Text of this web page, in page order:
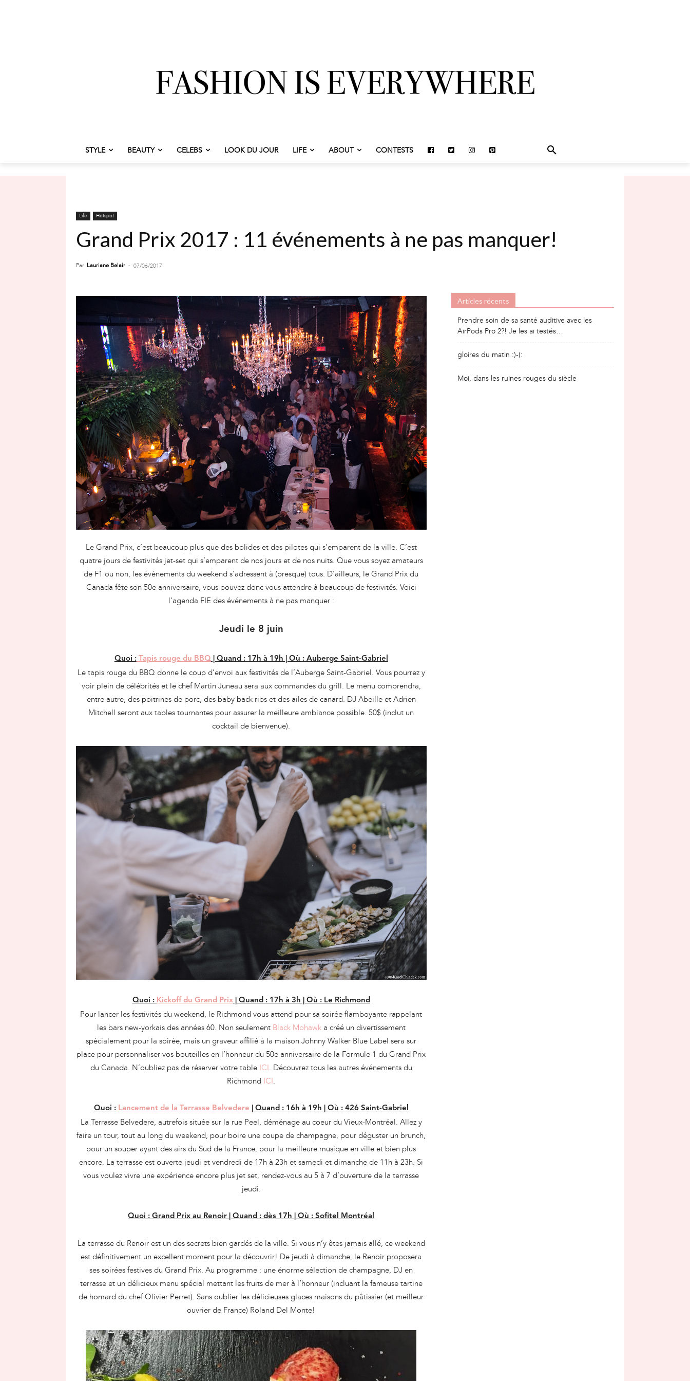
STYLE BEAUTY CELEBS LOOK DU JOUR LIFE ABOUT CONTESTS
Life Hotspot
Grand Prix 2017 : 11 événements à ne pas manquer!
Par Lauriane Belair - 07/06/2017
Le Grand Prix, c’est beaucoup plus que des bolides et des pilotes qui s’emparent de la ville. C’est
quatre jours de festivités jet-set qui s’emparent de nos jours et de nos nuits. Que vous soyez amateurs
de F1 ou non, les événements du weekend s’adressent à (presque) tous. D’ailleurs, le Grand Prix du
Canada fête son 50e anniversaire, vous pouvez donc vous attendre à beaucoup de festivités. Voici
l’agenda FIE des événements à ne pas manquer :
Jeudi le 8 juin
Quoi :Tapis rouge du BBQ| Quand : 17h à 19h | Où : Auberge Saint-Gabriel
Le tapis rouge du BBQ donne le coup d’envoi aux festivités de l’Auberge Saint-Gabriel. Vous pourrez y
voir plein de célébrités et le chef Martin Juneau sera aux commandes du grill. Le menu comprendra,
entre autre, des poitrines de porc, des baby back ribs et des ailes de canard. DJ Abeille et Adrien
Mitchell seront aux tables tournantes pour assurer la meilleure ambiance possible. 50$ (inclut un
cocktail de bienvenue).
Quoi : Kickoff du Grand Prix| Quand : 17h à 3h | Où : Le Richmond
Pour lancer les festivités du weekend, le Richmond vous attend pour sa soirée flamboyante rappelant
les bars new-yorkais des années 60. Non seulement Black Mohawka créé un divertissement
spécialement pour la soirée, mais un graveur affilié à la maison Johnny Walker Blue Label sera sur
place pour personnaliser vos bouteilles en l’honneur du 50e anniversaire de la Formule 1 du Grand Prix
du Canada. N’oubliez pas de réserver votre table ICI. Découvrez tous les autres événements du
Richmond ICI.
Quoi :Lancement de la Terrasse Belvedere | Quand : 16h à 19h | Où : 426 Saint-Gabriel
La Terrasse Belvedere, autrefois située sur la rue Peel, déménage au coeur du Vieux-Montréal. Allez y
faire un tour, tout au long du weekend, pour boire une coupe de champagne, pour déguster un brunch,
pour un souper ayant des airs du Sud de la France, pour la meilleure musique en ville et bien plus
encore. La terrasse est ouverte jeudi et vendredi de 17h à 23h et samedi et dimanche de 11h à 23h. Si
vous voulez vivre une expérience encore plus jet set, rendez-vous au 5 à 7 d’ouverture de la terrasse
jeudi.
Quoi : Grand Prix au Renoir | Quand : dès 17h | Où : Sofitel Montréal
La terrasse du Renoir est un des secrets bien gardés de la ville. Si vous n’y êtes jamais allé, ce weekend
est définitivement un excellent moment pour la découvrir! De jeudi à dimanche, le Renoir proposera
ses soirées festives du Grand Prix. Au programme : une énorme sélection de champagne, DJ en
terrasse et un délicieux menu spécial mettant les fruits de mer à l’honneur (incluant la fameuse tartine
de homard du chef Olivier Perret). Sans oublier les délicieuses glaces maisons du pâtissier (et meilleur
ouvrier de France) Roland Del Monte!
Articles récents
Prendre soin de sa santé auditive avec les
AirPods Pro 2?! Je les ai testés…
gloires du matin :)-(:
Moi, dans les ruines rouges du siècle